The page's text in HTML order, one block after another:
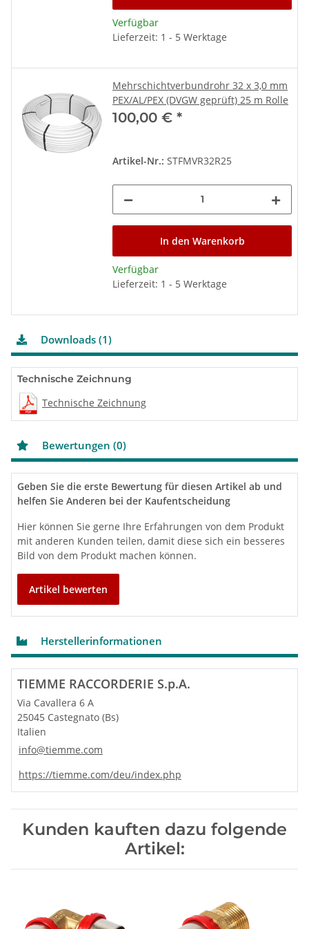
Verfügbar
Lieferzeit: 1 - 5 Werktage
Mehrschichtverbundrohr 32 x 3,0 mm
PEX/AL/PEX (DVGW geprüft) 25 m Rolle
100,00 € *
Artikel-Nr.: STFMVR32R25
In den Warenkorb
Verfügbar
Lieferzeit: 1 - 5 Werktage
Downloads (1)
Technische Zeichnung
Technische Zeichnung
Bewertungen (0)
Geben Sie die erste Bewertung für diesen Artikel ab und
helfen Sie Anderen bei der Kaufentscheidung
Hier können Sie gerne Ihre Erfahrungen von dem Produkt
mit anderen Kunden teilen, damit diese sich ein besseres
Bild von dem Produkt machen können.
Artikel bewerten
Herstellerinformationen
TIEMME RACCORDERIE S.p.A.
Via Cavallera 6 A
25045 Castegnato (Bs)
Italien
info@tiemme.com
https://tiemme.com/deu/index.php
Kunden kauften dazu folgende
Artikel: